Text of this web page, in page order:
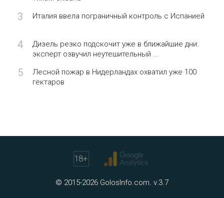
3 Италия ввела пограничный контроль с Испанией
4
Дизель резко подскочит уже в ближайшие дни:
эксперт озвучил неутешительный ...
5
Лесной пожар в Нидерландах охватил уже 100
гектаров
18+
© 2015-2026 GolosInfo.com. v.3.7